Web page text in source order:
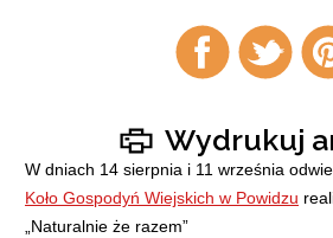
Udostępnij
na
facebook
Udostępnij
na
twitter
na
Wydrukuj
W dniach 14 sierpnia i 11 września
Koło Gospodyń Wiejskich w Powidzu
„Naturalnie że razem”